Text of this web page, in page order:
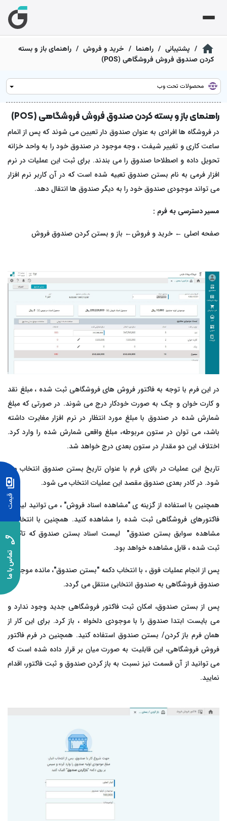
حسابداری شرکتی تحت وب
حسابداری بازرگانی
خرید، فروش و انبار با گزارش‌های مالی دقیق
حسابداری تولیدی
مواد اولیه، هزینه‌های تولید و محاسبه بهای
حسابداری پیمانکاری
قراردادها، صورت‌وضعیت‌ها و مدیریت هزینه پروژه‌ها
حسابداری خدماتی
حسابداری شرکتی ابری
حسابداری ابری بازرگانی
خرید، فروش و انبار با گزارش‌های مالی دقیق
حسابداری ابری تولیدی
مواد اولیه، هزینه‌های تولید و محاسبه بهای
قراردادها، صورت‌وضعیت‌ها و مدیریت هزینه پروژه‌ها
حسابداری ابری خدماتی
حسابداری
مودیان
تمام شده
و دستمزد
انبار
خدمات
و پرداخت
و رستورانی
فروشگاهی ابرآ
فاکتور و موجودی؛ سریع، ساده و بدون دردسر
مدیریت رستوران سفارو
سفارش تا پرداخت؛ همه‌چیز یک‌جا و یکپارچه
با قیاس
تجاری
قیاس
ما
به ما
اجتماعی
/ پشتیبانی / راهنما / خرید و فروش / راهنمای باز و بسته
کردن صندوق فروش فروشگاهی (POS)
محصولات تحت وب
راهنمای باز و بسته کردن صندوق فروش فروشگاهی (POS)
در فروشگاه ها افرادی به عنوان صندوق دار تعیین می شوند که پس از اتمام
ساعت کاری و تغییر شیفت ، وجه موجود در صندوق خود را به واحد خزانه
تحویل داده و اصطلاحا صندوق را می بندند. برای ثبت این عملیات در نرم
افزار فرمی به نام بستن صندوق تعبیه شده است که در آن کاربر نرم افزار
می تواند موجودی صندوق خود را به دیگر صندوق ها انتقال دهد.
مسیر دسترسی به فرم :
صفحه اصلی ← خرید و فروش← باز و بستن کردن صندوق فروش
در این فرم با توجه به فاکتور فروش های فروشگاهی ثبت شده ، مبلغ نقد
و کارت خوان و چک به صورت خودکار درج می شوند. در صورتی که مبلغ
شمارش شده در صندوق با مبلغ مورد انتظار در نرم افزار مغایرت داشته
باشد، می توان در ستون مربوطه، مبلغ واقعی شمارش شده را وارد کرد.
اختلاف این دو مقدار در ستون بعدی درج خواهد شد.
تاریخ این عملیات در بالای فرم با عنوان تاریخ بستن صندوق انتخاب می
شود. در کادر بعدی صندوق مقصد این عملیات انتخاب می شود.
همچنین با استفاده از گزینه ی "مشاهده اسناد فروش" ، می توانید لیست
فاکتورهای فروشگاهی ثبت شده را مشاهده کنید. همچنین با انتخاب "
مشاهده سوابق بستن صندوق" لیست اسناد بستن صندوق که تاکنون
ثبت شده ، قابل مشاهده خواهد بود.
پس از انجام عملیات فوق ، با انتخاب دکمه "بستن صندوق"، مانده موجودی
صندوق فروشگاهی به صندوق انتخابی منتقل می گردد.
پس از بستن صندوق، امکان ثبت فاکتور فروشگاهی جدید وجود ندارد و
می بایست ابتدا صندوق را با موجودی دلخواه ، باز کرد. برای این کار از
همان فرم باز کردن/ بستن صندوق استفاده کنید. همچنین در فرم فاکتور
فروش فروشگاهی، این قابلیت به صورت میان بر قرار داده شده است که
می توانید از آن قسمت نیز نسبت به باز کردن صندوق و ثبت فاکتور، اقدام
نمایید.